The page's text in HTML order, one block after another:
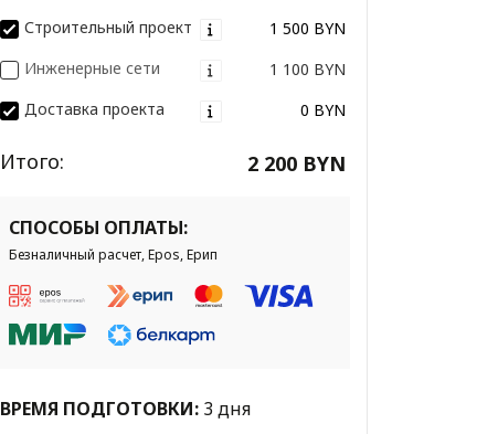
Строительный проект
1 500 BYN
Инженерные сети
1 100 BYN
Доставка проекта
0 BYN
Итого: 2 200 BYN
СПОСОБЫ ОПЛАТЫ:
Безналичный расчет, Epos, Ерип
ВРЕМЯ ПОДГОТОВКИ: 3 дня